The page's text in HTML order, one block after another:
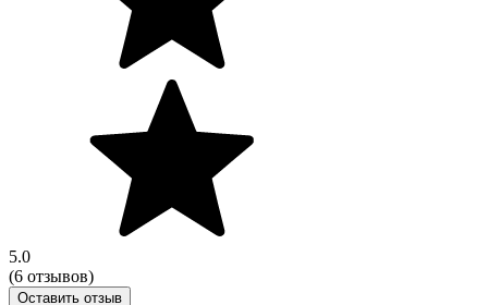
5.0
(6 отзывов)
Оставить отзыв